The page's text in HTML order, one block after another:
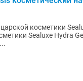
косметики Sealuxe
Sealuxe Hydra